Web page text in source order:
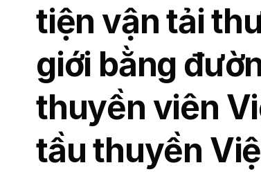
tiện vận tải
giới bằng
thuyền viên
tầu thuyền